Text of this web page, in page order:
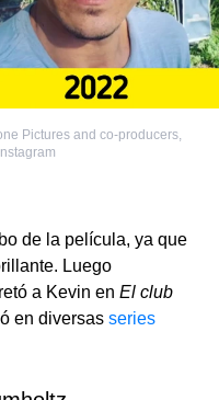
Pictures and co-producers,
de la película, ya que
Luego
a Kevin en El club
en diversas series